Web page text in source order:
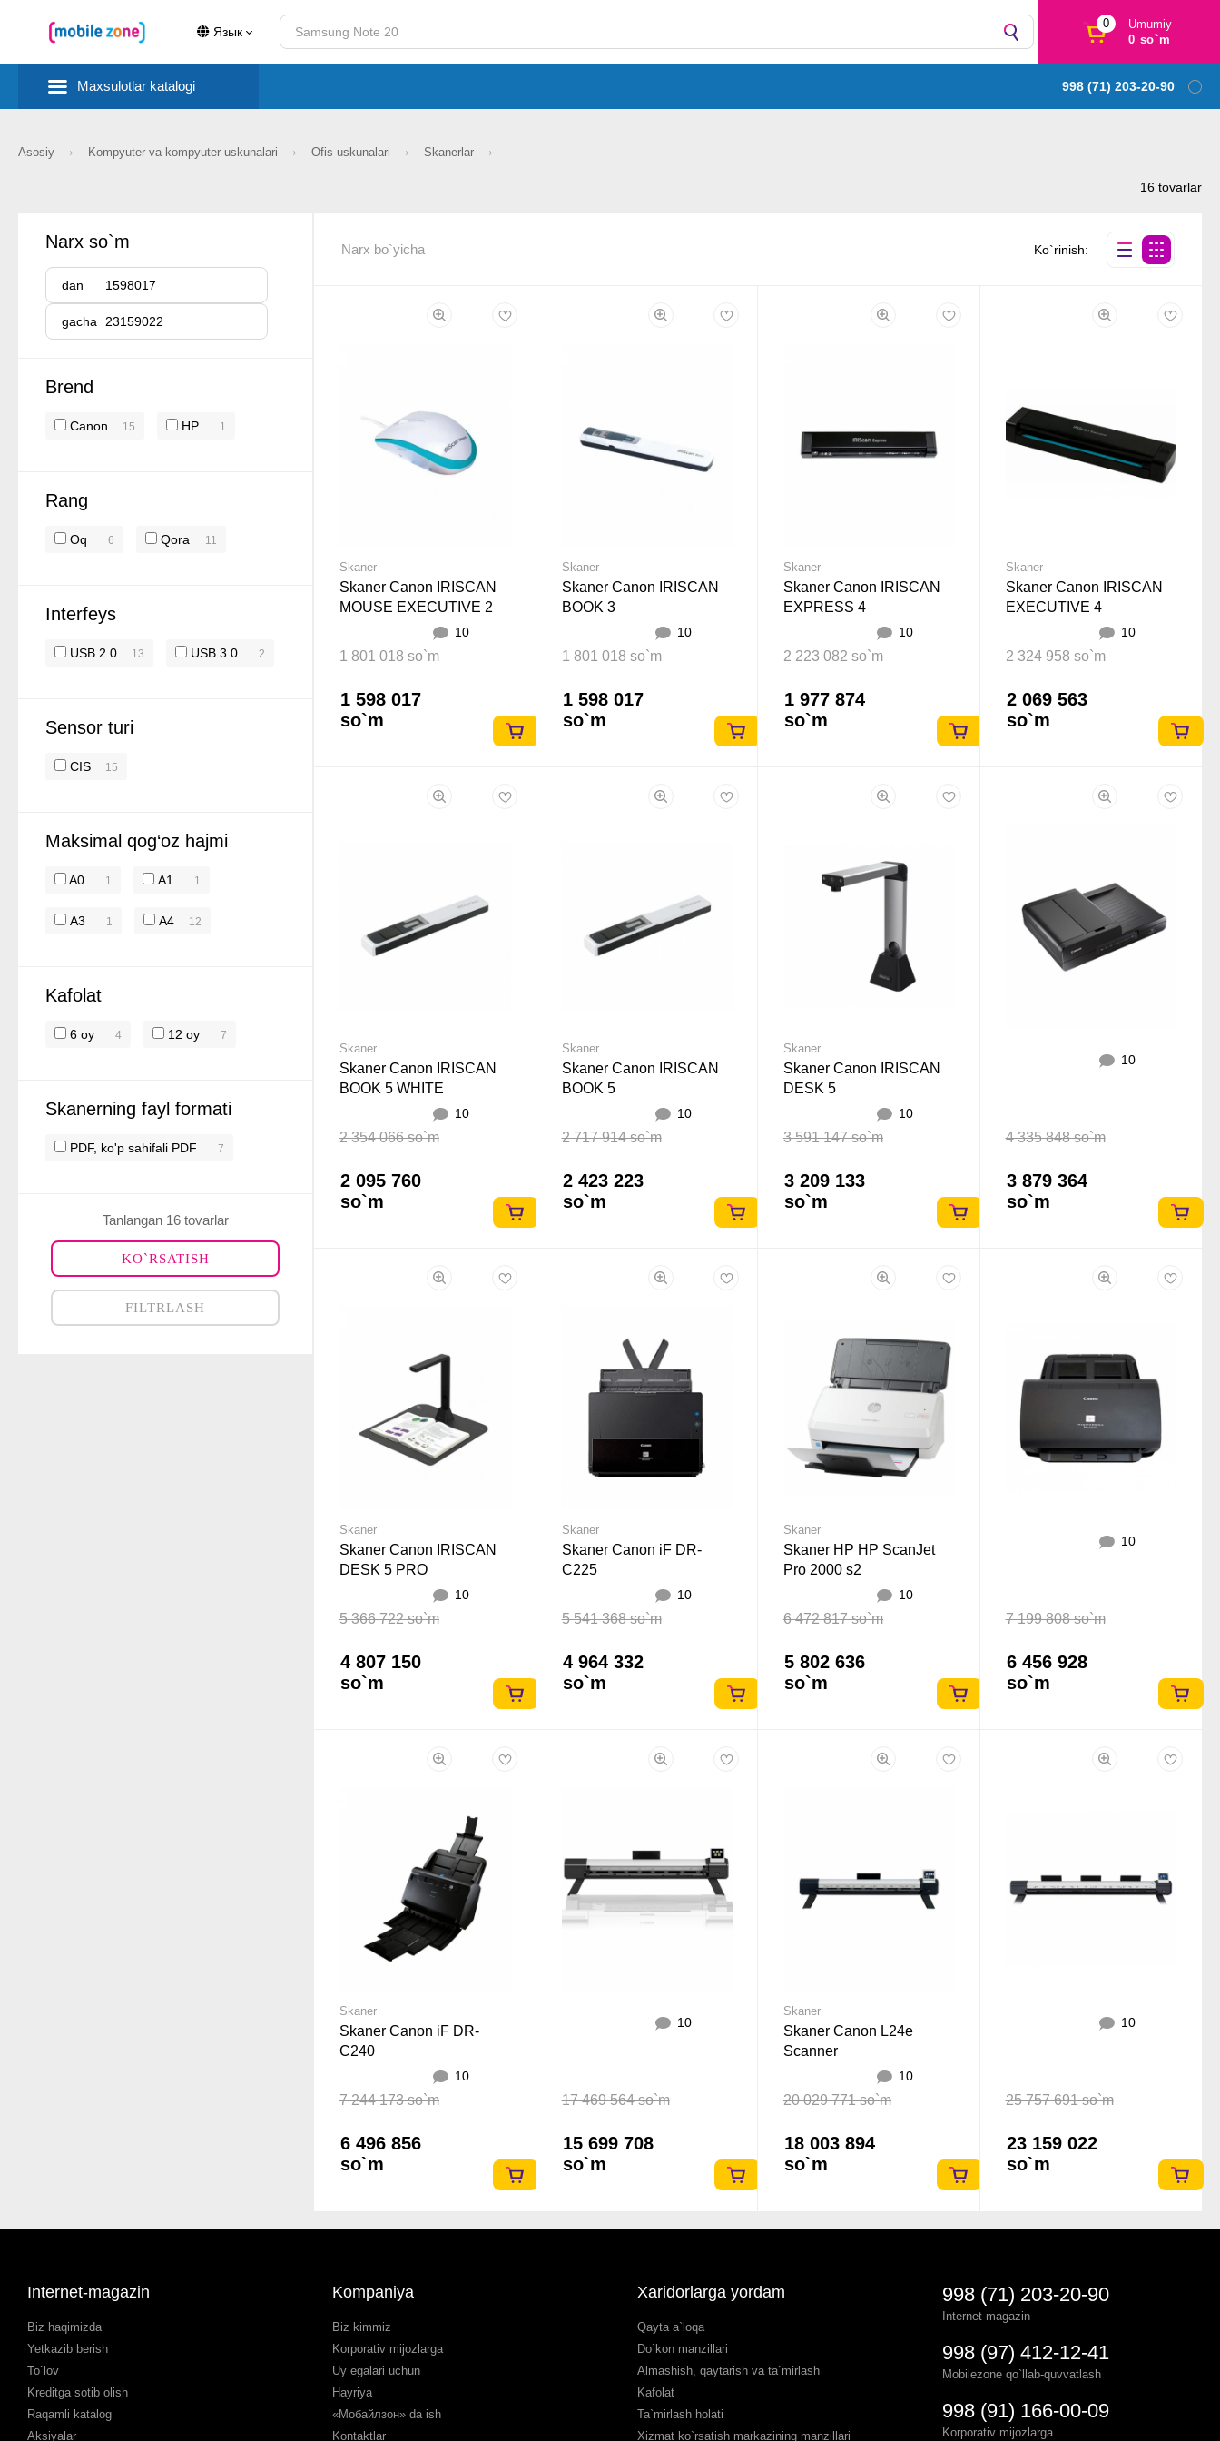
Язык
0
Umumiy
0 so`m
Maxsulotlar katalogi 998 (71) 203-20-90
Asosiy Kompyuter va kompyuter uskunalari Ofis uskunalari Skanerlar
16 tovarlar
Narx so`m
dan
gacha
Brend
Canon 15 HP 1
Rang
Oq 6 Qora 11
Interfeys
USB 2.0 13 USB 3.0 2
Sensor turi
CIS 15
Maksimal qog‘oz hajmi
A0 1 А1 1
А3 1 А4 12
Kafolat
6 oy 4 12 oy 7
Skanerning fayl formati
PDF, ko'p sahifali PDF 7
Tanlangan 16 tovarlar
KO`RSATISH
FILTRLASH
Narx bo`yicha Ko`rinish:
Skaner
Skaner Canon IRISCAN
MOUSE EXECUTIVE 2
10
1 801 018 so`m
1 598 017
so`m
Skaner
Skaner Canon IRISCAN
BOOK 3
10
1 801 018 so`m
1 598 017
so`m
Skaner
Skaner Canon IRISCAN
EXPRESS 4
10
2 223 082 so`m
1 977 874
so`m
Skaner
Skaner Canon IRISCAN
EXECUTIVE 4
10
2 324 958 so`m
2 069 563
so`m
Skaner
Skaner Canon IRISCAN
BOOK 5 WHITE
10
2 354 066 so`m
2 095 760
so`m
Skaner
Skaner Canon IRISCAN
BOOK 5
10
2 717 914 so`m
2 423 223
so`m
Skaner
Skaner Canon IRISCAN
DESK 5
10
3 591 147 so`m
3 209 133
so`m
10
4 335 848 so`m
3 879 364
so`m
Skaner
Skaner Canon IRISCAN
DESK 5 PRO
10
5 366 722 so`m
4 807 150
so`m
Skaner
Skaner Canon iF DR-
C225
10
5 541 368 so`m
4 964 332
so`m
Skaner
Skaner HP HP ScanJet
Pro 2000 s2
10
6 472 817 so`m
5 802 636
so`m
10
7 199 808 so`m
6 456 928
so`m
Skaner
Skaner Canon iF DR-
C240
10
7 244 173 so`m
6 496 856
so`m
10
17 469 564 so`m
15 699 708
so`m
Skaner
Skaner Canon L24e
Scanner
10
20 029 771 so`m
18 003 894
so`m
10
25 757 691 so`m
23 159 022
so`m
Internet-magazin
Biz haqimizda
Yetkazib berish
To`lov
Kreditga sotib olish
Raqamli katalog
Aksiyalar
Kompaniya
Biz kimmiz
Korporativ mijozlarga
Uy egalari uchun
Hayriya
«Мобайлзон» da ish
Kontaktlar
Xaridorlarga yordam
Qayta a`loqa
Do`kon manzillari
Almashish, qaytarish va ta`mirlash
Kafolat
Ta`mirlash holati
Xizmat ko`rsatish markazining manzillari
998 (71) 203-20-90
Internet-magazin
998 (97) 412-12-41
Mobilezone qo`llab-quvvatlash
998 (91) 166-00-09
Korporativ mijozlarga